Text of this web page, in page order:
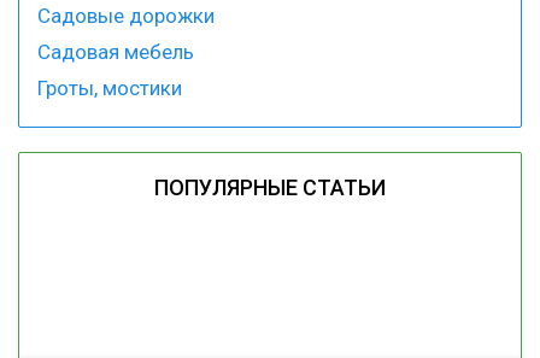
Садовые дорожки
Садовая мебель
Гроты, мостики
ПОПУЛЯРНЫЕ СТАТЬИ